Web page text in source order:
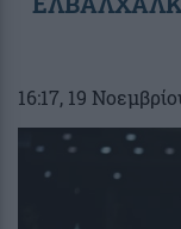
16:17, 19